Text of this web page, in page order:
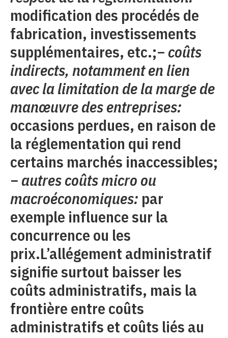
modification des procédés de
fabrication, investissements
supplémentaires, etc.;− coûts
indirects, notamment en lien
avec la limitation de la marge de
manœuvre des entreprises:
occasions perdues, en raison de
la réglementation qui rend
certains marchés inaccessibles;
− autres coûts micro ou
macroéconomiques: par
exemple influence sur la
concurrence ou les
prix.L’allégement administratif
signifie surtout baisser les
coûts administratifs, mais la
frontière entre coûts
administratifs et coûts liés au